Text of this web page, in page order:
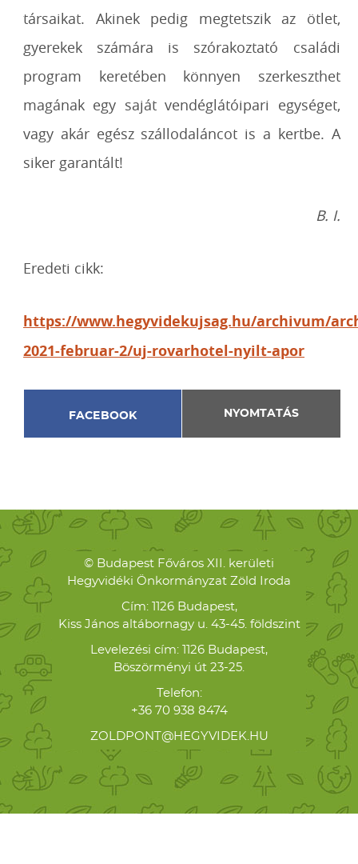
társaikat. Akinek pedig megtetszik az ötlet,
gyerekek számára is szórakoztató családi
program keretében könnyen szerkeszthet
magának egy saját vendéglátóipari egységet,
vagy akár egész szállodaláncot is a kertbe. A
siker garantált!
B. I.
Eredeti cikk:
https://www.hegyvidekujsag.hu/archivum/
2021-februar-2/uj-rovarhotel-nyilt-apor
FACEBOOK NYOMTATÁS
© Budapest Főváros XII. kerületi
Hegyvidéki Önkormányzat Zöld Iroda
Cím: 1126 Budapest,
Kiss János altábornagy u. 43-45. földszint
Levelezési cím: 1126 Budapest,
Böszörményi út 23-25.
Telefon:
+36 70 938 8474
ZOLDPONT@HEGYVIDEK.HU